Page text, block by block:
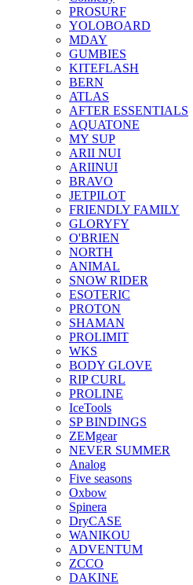
PROSURF
YOLOBOARD
MDAY
GUMBIES
KITEFLASH
BERN
ATLAS
AFTER ESSENTIALS
AQUATONE
MY SUP
ARII NUI
ARIINUI
BRAVO
JETPILOT
FRIENDLY FAMILY
GLORYFY
O'BRIEN
NORTH
ANIMAL
SNOW RIDER
ESOTERIC
PROTON
SHAMAN
PROLIMIT
WKS
BODY GLOVE
RIP CURL
PROLINE
IceTools
SP BINDINGS
ZEMgear
NEVER SUMMER
Analog
Five seasons
Oxbow
Spinera
DryCASE
WANIKOU
ADVENTUM
ZCCO
DAKINE